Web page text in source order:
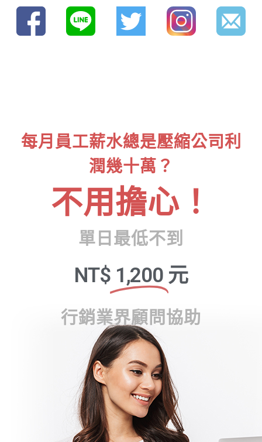
每月員工薪水總是壓縮公司利
潤幾十萬？
不用擔心！
單日最低不到
NT$ 1,200 元
行銷業界顧問協助